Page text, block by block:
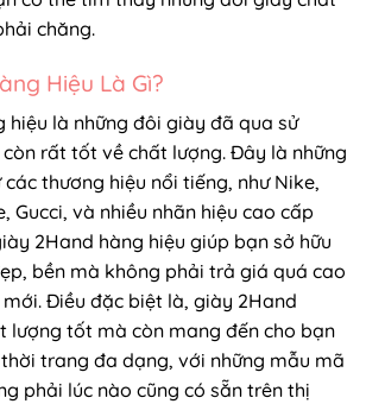
chăng.
Hiệu Là Gì?
hiệu là những đôi giày đã qua sử
rất tốt về chất lượng. Đây là những
thương hiệu nổi tiếng, như Nike,
Gucci, và nhiều nhãn hiệu cao cấp
2Hand hàng hiệu giúp bạn sở hữu
bền mà không phải trả giá quá cao
Điều đặc biệt là, giày 2Hand
lượng tốt mà còn mang đến cho bạn
trang đa dạng, với những mẫu mã
phải lúc nào cũng có sẵn trên thị